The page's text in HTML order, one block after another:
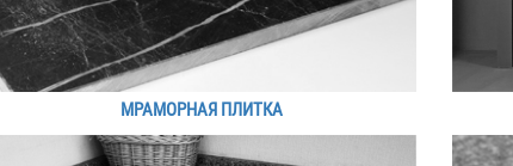
МРАМОРНАЯ ПЛИТКА